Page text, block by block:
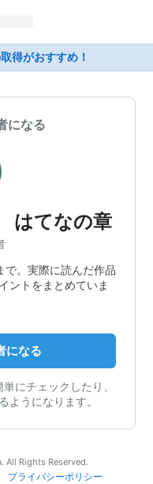
得がおすすめ！
になる
はてなの章
で。実際に読んだ作品
ントをまとめていま
になる
にチェックしたり、
ようになります。
All Rights Reserved.
プライバシーポリシー